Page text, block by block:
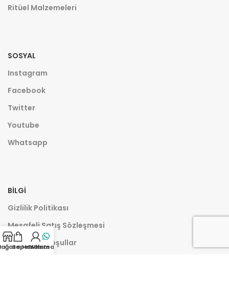
Ritüel Malzemeleri
SOSYAL
Instagram
Facebook
Twitter
Youtube
Whatsapp
BILGI
Gizlilik Politikası
Mesafeli Satış Sözleşmesi
Şartlar ve Koşullar
SepetHesabım
Whatsapp